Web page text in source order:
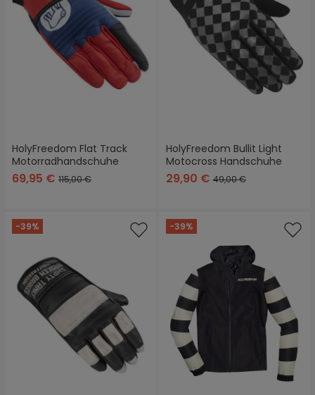
HolyFreedom Flat Track
Motorradhandschuhe
69,95 € 115,00 €
HolyFreedom Bullit Light
Motocross Handschuhe
29,90 € 49,00 €
-39% -39%